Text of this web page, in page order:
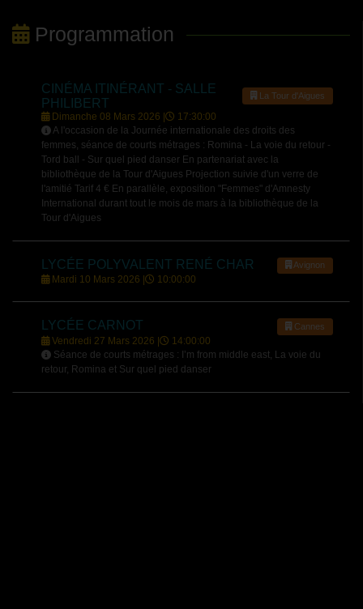
Programmation
CINÉMA ITINÉRANT - SALLE
PHILIBERT
La Tour d'Aigues
Dimanche 08 Mars 2026 |
17:30:00
A l'occasion de la Journée internationale des droits des
femmes, séance de courts métrages : Romina - La voie du retour -
Tord ball - Sur quel pied danser En partenariat avec la
bibliothèque de la Tour d'Aigues Projection suivie d'un verre de
l'amitié Tarif 4 € En parallèle, exposition "Femmes" d'Amnesty
International durant tout le mois de mars à la bibliothèque de la
Tour d'Aigues
LYCÉE POLYVALENT RENÉ CHAR Avignon
Mardi 10 Mars 2026 | 10:00:00
LYCÉE CARNOT Cannes
Vendredi 27 Mars 2026 |
14:00:00
Séance de courts métrages : I’m from middle east, La voie du
retour, Romina et Sur quel pied danser